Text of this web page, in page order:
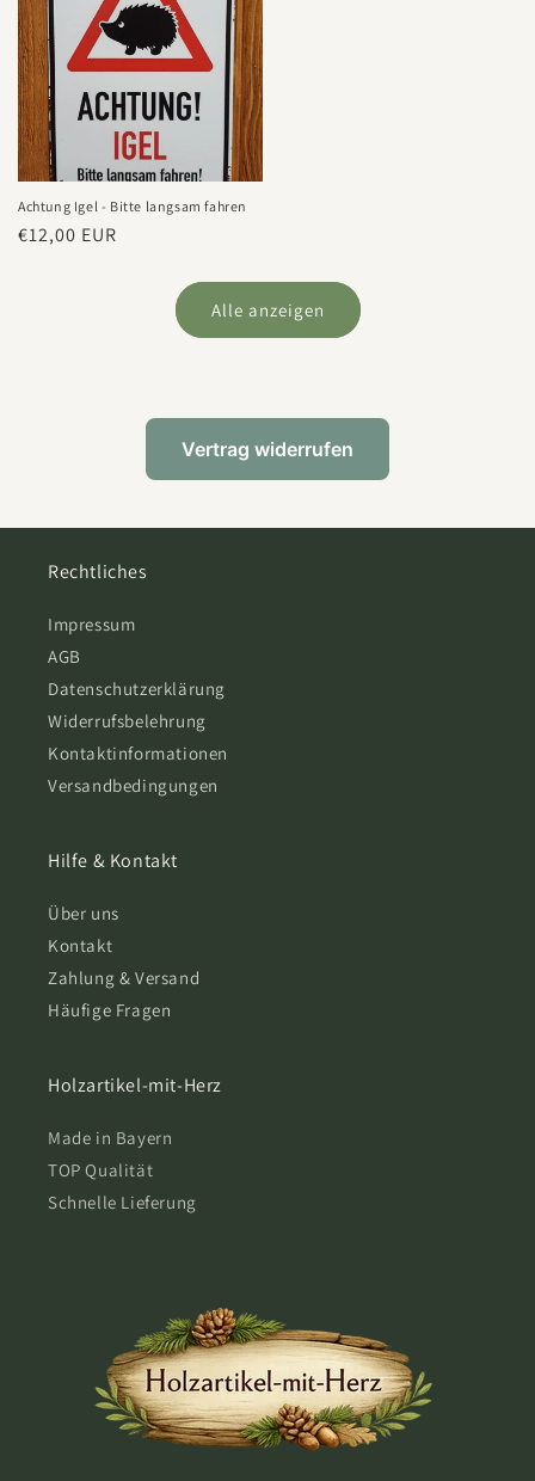
Achtung Igel - Bitte langsam fahren
Normaler
€12,00 EUR
Alle anzeigen
Vertrag widerrufen
Rechtliches
Impressum
AGB
Datenschutzerklärung
Widerrufsbelehrung
Kontaktinformationen
Versandbedingungen
Hilfe & Kontakt
Über uns
Kontakt
Zahlung & Versand
Häufige Fragen
Holzartikel-mit-Herz
Made in Bayern
TOP Qualität
Schnelle Lieferung